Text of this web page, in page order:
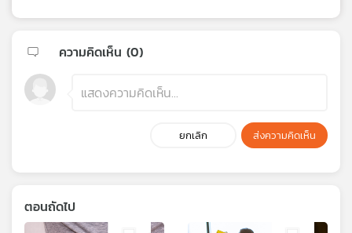
ความคิดเห็น (0)
ยกเลิก ส่งความคิดเห็น
ตอนถัดไป